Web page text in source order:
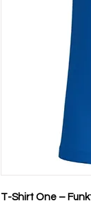
T-Shirt One –